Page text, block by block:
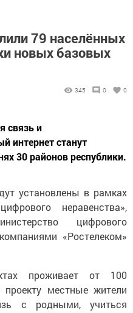
79 населённых
новых базовых
345 0 0
связь и
интернет станут
30 районов республики.
установлены в рамках
неравенства»,
цифрового
«Ростелеком»
проживает от 100
местные жители
с родными, учиться